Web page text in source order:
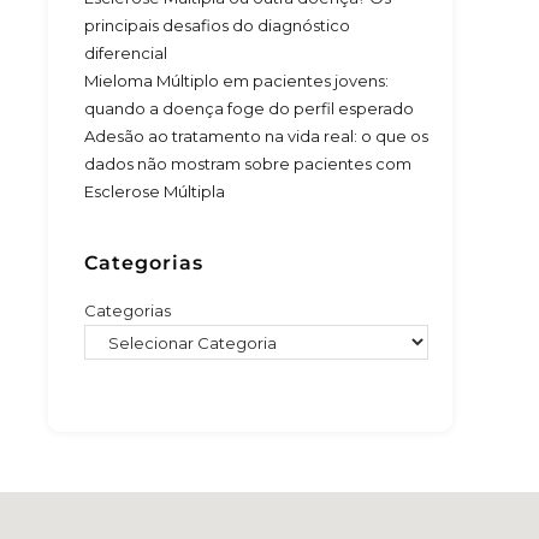
principais desafios do diagnóstico
diferencial
Mieloma Múltiplo em pacientes jovens:
quando a doença foge do perfil esperado
Adesão ao tratamento na vida real: o que os
dados não mostram sobre pacientes com
Esclerose Múltipla
Categorias
Categorias